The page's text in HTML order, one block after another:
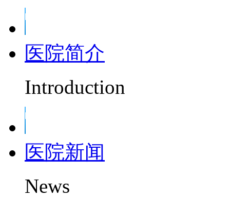
医院简介
Introduction
医院新闻
News